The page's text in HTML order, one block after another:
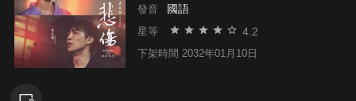
發音 國語
星等 4.2
下架時間 2032年01月10日